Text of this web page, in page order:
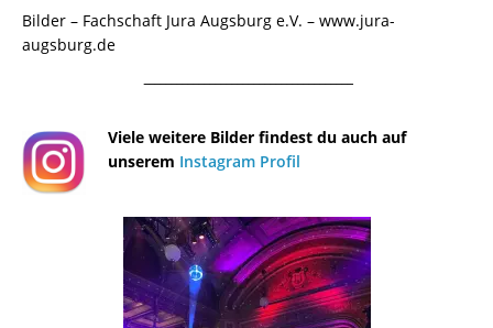
Bilder – Fachschaft Jura Augsburg e.V. – www.jura-
augsburg.de
¯¯¯¯¯¯¯¯¯¯¯¯¯¯¯¯¯¯¯¯¯¯¯¯¯¯¯¯¯¯¯¯¯¯¯¯¯¯
Viele weitere Bilder findest du auch auf
unserem Instagram Profil